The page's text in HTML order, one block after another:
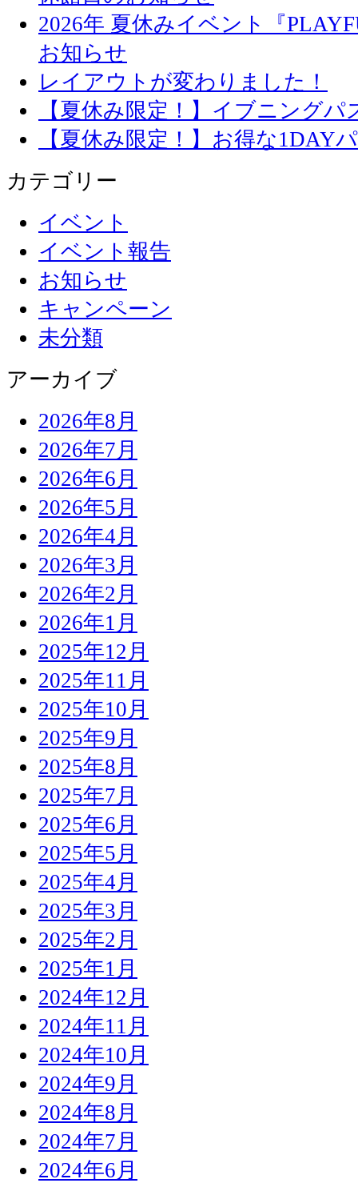
2026年 夏休みイベント『
お知らせ
レイアウトが変わりました！
【夏休み限定！】イブニング
【夏休み限定！】お得な1DAY
カテゴリー
イベント
イベント報告
お知らせ
キャンペーン
未分類
アーカイブ
2026年8月
2026年7月
2026年6月
2026年5月
2026年4月
2026年3月
2026年2月
2026年1月
2025年12月
2025年11月
2025年10月
2025年9月
2025年8月
2025年7月
2025年6月
2025年5月
2025年4月
2025年3月
2025年2月
2025年1月
2024年12月
2024年11月
2024年10月
2024年9月
2024年8月
2024年7月
2024年6月